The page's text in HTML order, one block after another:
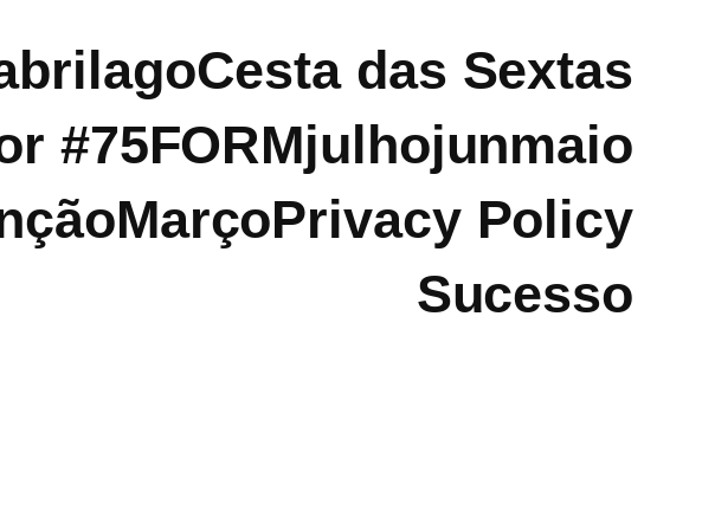
agoCesta das Sextas
#75FORMjulhojunmaio
MarçoPrivacy Policy
Sucesso